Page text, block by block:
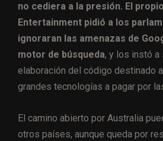
no cediera a la presión. El
Entertainment pidió a los
ignoraran las amenazas de
motor de búsqueda, y los instó a
elaboración del código destinado
grandes tecnologías a pagar por
El camino abierto por Australia
otros países, aunque queda por